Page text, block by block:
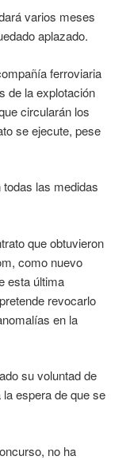
varios meses
aplazado.
ferroviaria
de la explotación
circularán los
se ejecute, pese
las medidas
que obtuvieron
como nuevo
esta última
revocarlo
en la
su voluntad de
espera de que se
no ha